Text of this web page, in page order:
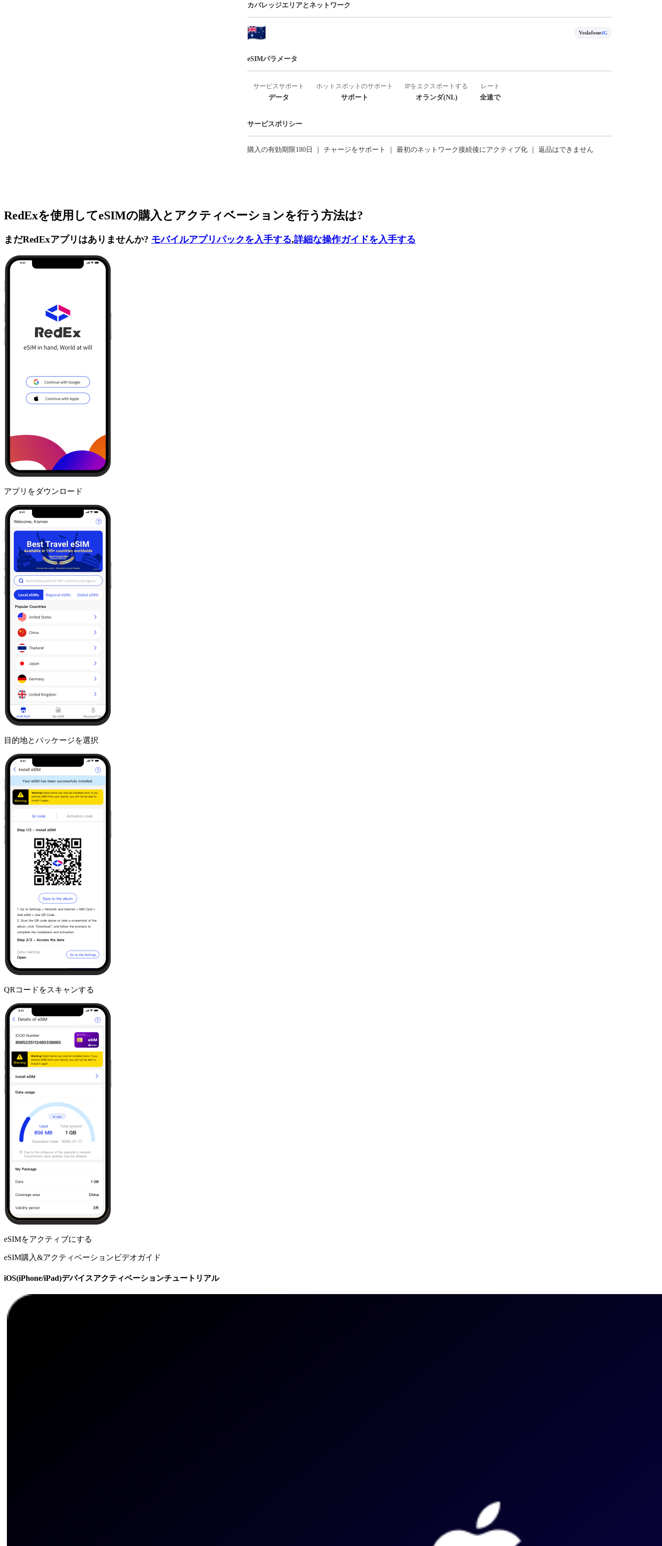
カバレッジエリアとネットワーク
Vodafone4G
eSIMパラメータ
サービスサポート
データ
ホットスポットのサポート
サポート
IPをエクスポートする
オランダ(NL)
レート
全速で
サービスポリシー
購入の有効期限180日 ｜ チャージをサポート ｜ 最初のネットワーク接続後にアクティブ化 ｜ 返品はできません
RedExを使用してeSIMの購入とアクティベーションを行う方法は?
まだRedExアプリはありませんか? モバイルアプリパックを入手する,詳細な操作ガイドを入手する
アプリをダウンロード
目的地とパッケージを選択
QRコードをスキャンする
eSIMをアクティブにする
eSIM購入&アクティベーションビデオガイド
iOS(iPhone/iPad)デバイスアクティベーションチュートリアル